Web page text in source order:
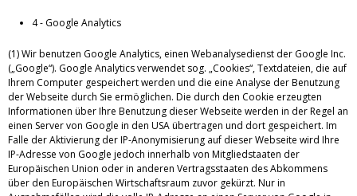
4 - Google Analytics
(1) Wir benutzen Google Analytics, einen Webanalysedienst der Google Inc.
(„Google“). Google Analytics verwendet sog. „Cookies“, Textdateien, die auf
Ihrem Computer gespeichert werden und die eine Analyse der Benutzung
der Webseite durch Sie ermöglichen. Die durch den Cookie erzeugten
Informationen über Ihre Benutzung dieser Webseite werden in der Regel an
einen Server von Google in den USA übertragen und dort gespeichert. Im
Falle der Aktivierung der IP-Anonymisierung auf dieser Webseite wird Ihre
IP-Adresse von Google jedoch innerhalb von Mitgliedstaaten der
Europäischen Union oder in anderen Vertragsstaaten des Abkommens
über den Europäischen Wirtschaftsraum zuvor gekürzt. Nur in